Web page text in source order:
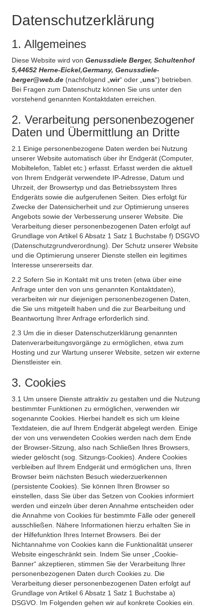
Datenschutzerklärung
1. Allgemeines
Diese Website wird von Genussdiele Berger, Schultenhof
5,44652 Herne-Eickel,Germany, Genussdiele-
berger@web.de (nachfolgend „ wir“ oder „ uns“) betrieben.
Bei Fragen zum Datenschutz können Sie uns unter den
vorstehend genannten Kontaktdaten erreichen.
2. Verarbeitung personenbezogener
Daten und Übermittlung an Dritte
2.1 Einige personenbezogene Daten werden bei Nutzung
unserer Website automatisch über ihr Endgerät (Computer,
Mobiltelefon, Tablet etc.) erfasst. Erfasst werden die aktuell
von Ihrem Endgerät verwendete IP-Adresse, Datum und
Uhrzeit, der Browsertyp und das Betriebssystem Ihres
Endgeräts sowie die aufgerufenen Seiten. Dies erfolgt für
Zwecke der Datensicherheit und zur Optimierung unseres
Angebots sowie der Verbesserung unserer Website. Die
Verarbeitung dieser personenbezogenen Daten erfolgt auf
Grundlage von Artikel 6 Absatz 1 Satz 1 Buchstabe f) DSGVO
(Datenschutzgrundverordnung). Der Schutz unserer Website
und die Optimierung unserer Dienste stellen ein legitimes
Interesse unsererseits dar.
2.2 Sofern Sie in Kontakt mit uns treten (etwa über eine
Anfrage unter den von uns genannten Kontaktdaten),
verarbeiten wir nur diejenigen personenbezogenen Daten,
die Sie uns mitgeteilt haben und die zur Bearbeitung und
Beantwortung Ihrer Anfrage erforderlich sind.
2.3 Um die in dieser Datenschutzerklärung genannten
Datenverarbeitungsvorgänge zu ermöglichen, etwa zum
Hosting und zur Wartung unserer Website, setzen wir externe
Dienstleister ein.
3. Cookies
3.1 Um unsere Dienste attraktiv zu gestalten und die Nutzung
bestimmter Funktionen zu ermöglichen, verwenden wir
sogenannte Cookies. Hierbei handelt es sich um kleine
Textdateien, die auf Ihrem Endgerät abgelegt werden. Einige
der von uns verwendeten Cookies werden nach dem Ende
der Browser-Sitzung, also nach Schließen Ihres Browsers,
wieder gelöscht (sog. Sitzungs-Cookies). Andere Cookies
verbleiben auf Ihrem Endgerät und ermöglichen uns, Ihren
Browser beim nächsten Besuch wiederzuerkennen
(persistente Cookies). Sie können Ihren Browser so
einstellen, dass Sie über das Setzen von Cookies informiert
werden und einzeln über deren Annahme entscheiden oder
die Annahme von Cookies für bestimmte Fälle oder generell
ausschließen. Nähere Informationen hierzu erhalten Sie in
der Hilfefunktion Ihres Internet Browsers. Bei der
Nichtannahme von Cookies kann die Funktionalität unserer
Website eingeschränkt sein. Indem Sie unser „Cookie-
Banner“ akzeptieren, stimmen Sie der Verarbeitung Ihrer
personenbezogenen Daten durch Cookies zu. Die
Verarbeitung dieser personenbezogenen Daten erfolgt auf
Grundlage von Artikel 6 Absatz 1 Satz 1 Buchstabe a)
DSGVO. Im Folgenden gehen wir auf konkrete Cookies ein.